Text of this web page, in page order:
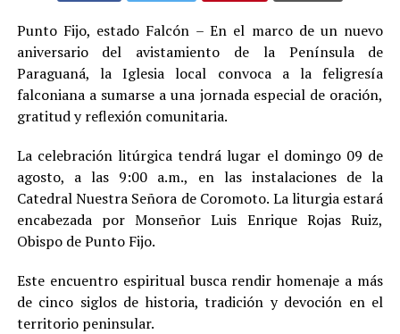
Punto Fijo, estado Falcón – En el marco de un nuevo
aniversario del avistamiento de la Península de
Paraguaná, la Iglesia local convoca a la feligresía
falconiana a sumarse a una jornada especial de oración,
gratitud y reflexión comunitaria.
La celebración litúrgica tendrá lugar el domingo 09 de
agosto, a las 9:00 a.m., en las instalaciones de la
Catedral Nuestra Señora de Coromoto. La liturgia estará
encabezada por Monseñor Luis Enrique Rojas Ruiz,
Obispo de Punto Fijo.
Este encuentro espiritual busca rendir homenaje a más
de cinco siglos de historia, tradición y devoción en el
territorio peninsular.